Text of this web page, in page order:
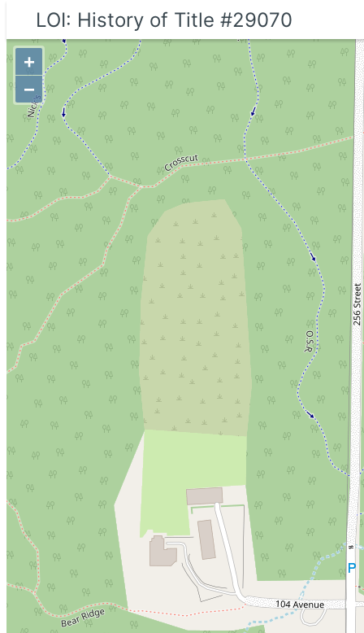
+
−
LOI: History of Title #29070